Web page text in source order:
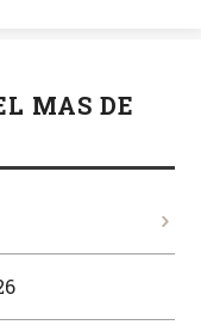
MAS DE